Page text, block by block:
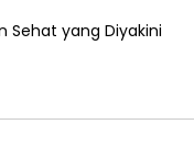
Sehat yang Diyakini